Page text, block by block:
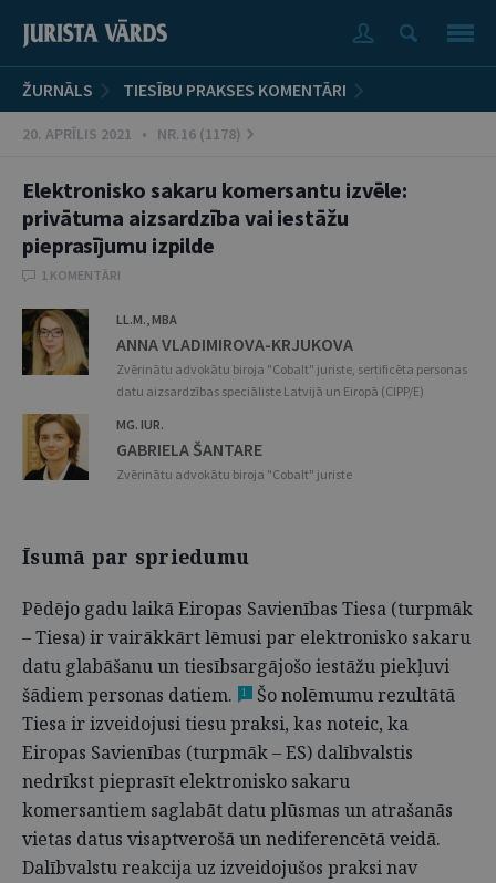
ŽURNĀLS TIESĪBU PRAKSES KOMENTĀRI
20. APRĪLIS 2021 • NR.16 (1178)
Elektronisko sakaru komersantu izvēle:
privātuma aizsardzība vai iestāžu
pieprasījumu izpilde
1 KOMENTĀRI
LL.M., MBA
ANNA VLADIMIROVA-KRJUKOVA
Zvērinātu advokātu biroja "Cobalt" juriste, sertificēta personas
datu aizsardzības speciāliste Latvijā un Eiropā (CIPP/E)
MG. IUR.
GABRIELA ŠANTARE
Zvērinātu advokātu biroja "Cobalt" juriste
Īsumā par spriedumu
Pēdējo gadu laikā Eiropas Savienības Tiesa (turpmāk
– Tiesa) ir vairākkārt lēmusi par elektronisko sakaru
datu glabāšanu un tiesībsargājošo iestāžu piekļuvi
šādiem personas datiem.
1
Šo nolēmumu rezultātā
Tiesa ir izveidojusi tiesu praksi, kas noteic, ka
Eiropas Savienības (turpmāk – ES) dalībvalstis
nedrīkst pieprasīt elektronisko sakaru
komersantiem saglabāt datu plūsmas un atrašanās
vietas datus visaptverošā un nediferencētā veidā.
Dalībvalstu reakcija uz izveidojušos praksi nav